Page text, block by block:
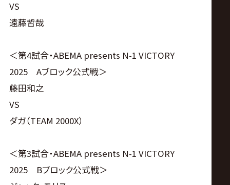
VS
遠藤哲哉
＜第4試合・ABEMA presents N-1 VICTORY
2025 Aブロック公式戦＞
藤田和之
VS
ダガ（TEAM 2000X）
＜第3試合・ABEMA presents N-1 VICTORY
2025 Bブロック公式戦＞